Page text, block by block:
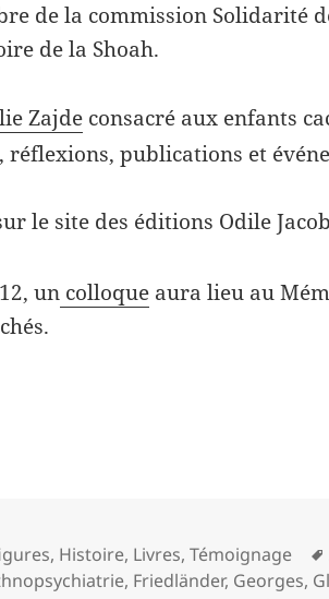
de la commission Solidarité
de la Shoah.
Zajde consacré aux enfants
réflexions, publications et
le site des éditions Odile
un colloque aura lieu au
, Histoire, Livres,Témoignage
, Friedländer, Georges,